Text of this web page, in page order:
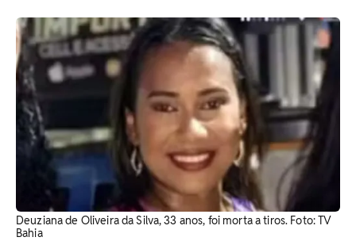
Deuziana de Oliveira da Silva, 33 anos, foi morta a tiros. ​Foto: TV
Bahia